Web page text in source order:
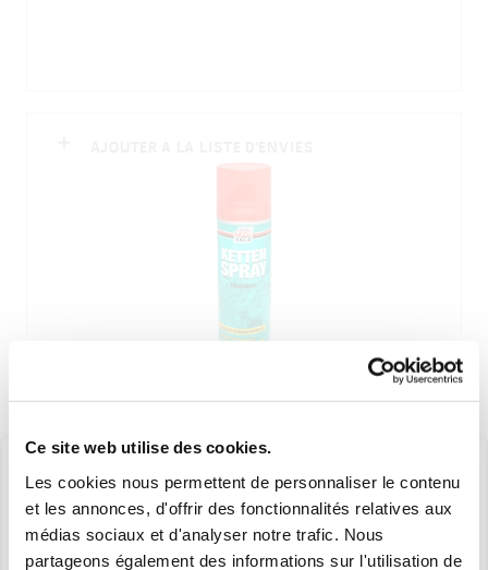
Ce site web utilise des cookies.
Les cookies nous permettent de personnaliser le contenu
et les annonces, d'offrir des fonctionnalités relatives aux
médias sociaux et d'analyser notre trafic. Nous
partageons également des informations sur l'utilisation de